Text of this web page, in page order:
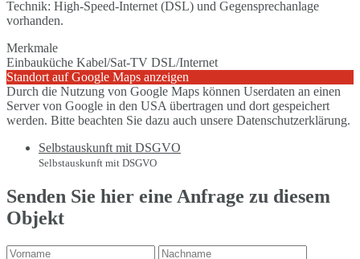
Technik: High-Speed-Internet (DSL) und Gegensprechanlage
vorhanden.
Merkmale
Einbauküche Kabel/Sat-TV DSL/Internet
Standort auf Google Maps anzeigen
Durch die Nutzung von Google Maps können Userdaten an einen
Server von Google in den USA übertragen und dort gespeichert
werden. Bitte beachten Sie dazu auch unsere Datenschutzerklärung.
Selbstauskunft mit DSGVO
Selbstauskunft mit DSGVO
Senden Sie hier eine Anfrage zu diesem
Objekt